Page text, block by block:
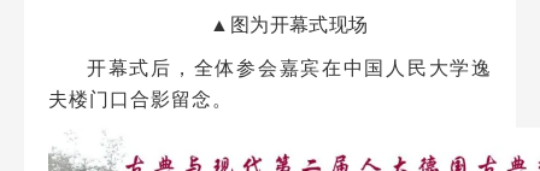
▲图为开幕式现场
开幕式后，全体参会嘉宾在中国人民大学逸
夫楼门口合影留念。